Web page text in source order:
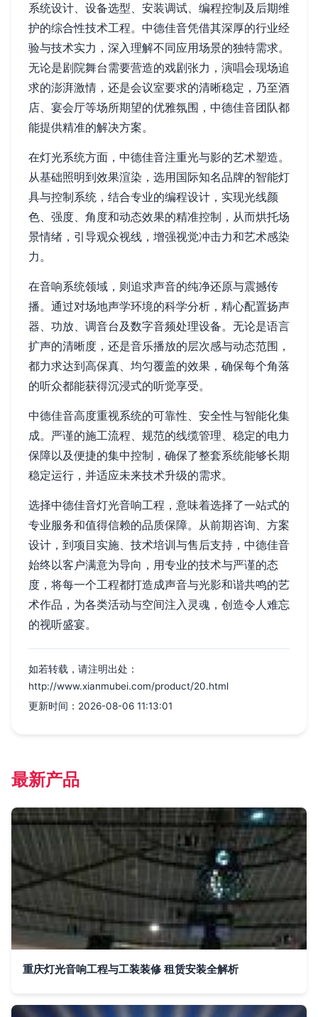
系统设计、设备选型、安装调试、编程控制及后期维
护的综合性技术工程。中德佳音凭借其深厚的行业经
验与技术实力，深入理解不同应用场景的独特需求。
无论是剧院舞台需要营造的戏剧张力，演唱会现场追
求的澎湃激情，还是会议室要求的清晰稳定，乃至酒
店、宴会厅等场所期望的优雅氛围，中德佳音团队都
能提供精准的解决方案。
在灯光系统方面，中德佳音注重光与影的艺术塑造。
从基础照明到效果渲染，选用国际知名品牌的智能灯
具与控制系统，结合专业的编程设计，实现光线颜
色、强度、角度和动态效果的精准控制，从而烘托场
景情绪，引导观众视线，增强视觉冲击力和艺术感染
力。
在音响系统领域，则追求声音的纯净还原与震撼传
播。通过对场地声学环境的科学分析，精心配置扬声
器、功放、调音台及数字音频处理设备。无论是语言
扩声的清晰度，还是音乐播放的层次感与动态范围，
都力求达到高保真、均匀覆盖的效果，确保每个角落
的听众都能获得沉浸式的听觉享受。
中德佳音高度重视系统的可靠性、安全性与智能化集
成。严谨的施工流程、规范的线缆管理、稳定的电力
保障以及便捷的集中控制，确保了整套系统能够长期
稳定运行，并适应未来技术升级的需求。
选择中德佳音灯光音响工程，意味着选择了一站式的
专业服务和值得信赖的品质保障。从前期咨询、方案
设计，到项目实施、技术培训与售后支持，中德佳音
始终以客户满意为导向，用专业的技术与严谨的态
度，将每一个工程都打造成声音与光影和谐共鸣的艺
术作品，为各类活动与空间注入灵魂，创造令人难忘
的视听盛宴。
如若转载，请注明出处：
http://www.xianmubei.com/product/20.html
更新时间：2026-08-06 11:13:01
最新产品
重庆灯光音响工程与工装装修 租赁安装全解析